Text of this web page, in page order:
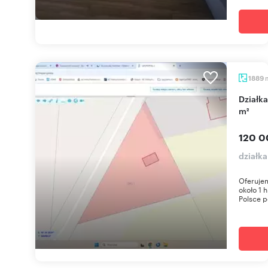
1889
Działka rekreacyjna z domkiem, zalesiona, 1889
m²
120
około 1
Polsce